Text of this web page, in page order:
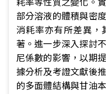
耗率等性質之變化。
部分溶液的體積與密
消耗率亦有所差異，
著。進一步深入探討
尼係數的影響，以期
據分析及考證文獻後
的多面體結構與甘油